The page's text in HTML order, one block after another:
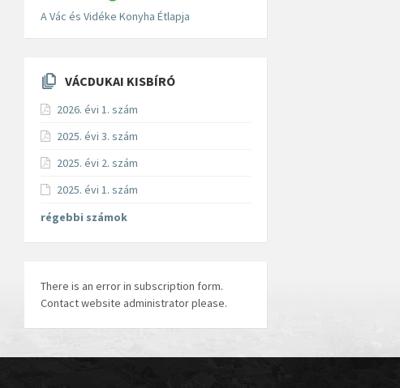
A Vác és Vidéke Konyha Étlapja
VÁCDUKAI KISBÍRÓ
2026. évi 1. szám
2025. évi 3. szám
2025. évi 2. szám
2025. évi 1. szám
régebbi számok
There is an error in subscription form.
Contact website administrator please.